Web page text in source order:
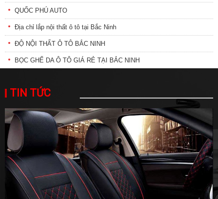
QUỐC PHÚ AUTO
Địa chỉ lắp nội thất ô tô tại Bắc Ninh
ĐỘ NỘI THẤT Ô TÔ BẮC NINH
BỌC GHẾ DA Ô TÔ GIÁ RẺ TẠI BẮC NINH
TIN TỨC